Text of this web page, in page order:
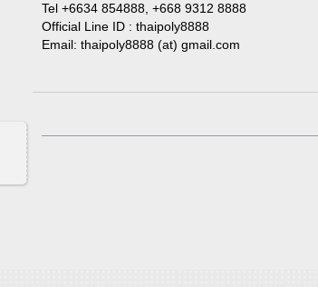
Tel +6634 854888, +668 9312 8888
Official Line ID : thaipoly8888
Email: thaipoly8888 (at) gmail.com